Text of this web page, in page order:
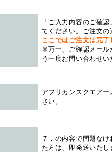
「ご入力内容のご確
てください。ご注文
ここではご注文は完
※万一、ご確認メール
う一度お問い合わせ
アフリカンスクエアー
さい。
７．の内容で問題な
た方は、即発送いたし